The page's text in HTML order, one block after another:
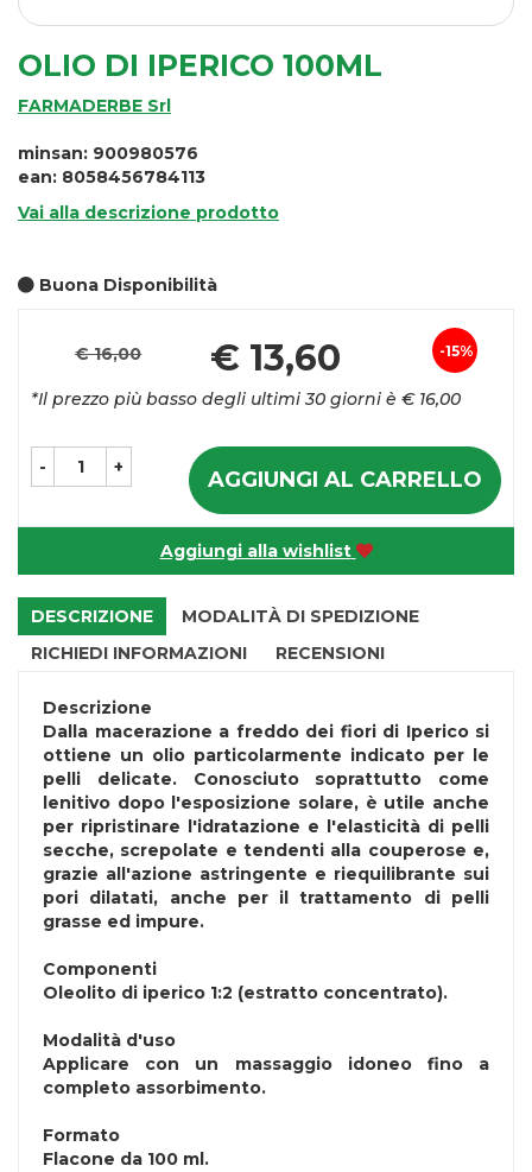
OLIO DI IPERICO 100ML
FARMADERBE Srl
minsan: 900980576
ean: 8058456784113
Vai alla descrizione prodotto
Buona Disponibilità
Sconto
15%
€ 16,00 € 13,60
*Il prezzo più basso degli ultimi 30 giorni è € 16,00
- + AGGIUNGI AL CARRELLO
Aggiungi alla wishlist
DESCRIZIONE
MODALITÀ DI SPEDIZIONE
RICHIEDI INFORMAZIONI
RECENSIONI
Descrizione
Dalla macerazione a freddo dei fiori di Iperico si
ottiene un olio particolarmente indicato per le
pelli delicate. Conosciuto soprattutto come
lenitivo dopo l'esposizione solare, è utile anche
per ripristinare l'idratazione e l'elasticità di pelli
secche, screpolate e tendenti alla couperose e,
grazie all'azione astringente e riequilibrante sui
pori dilatati, anche per il trattamento di pelli
grasse ed impure.
Componenti
Oleolito di iperico 1:2 (estratto concentrato).
Modalità d'uso
Applicare con un massaggio idoneo fino a
completo assorbimento.
Formato
Flacone da 100 ml.